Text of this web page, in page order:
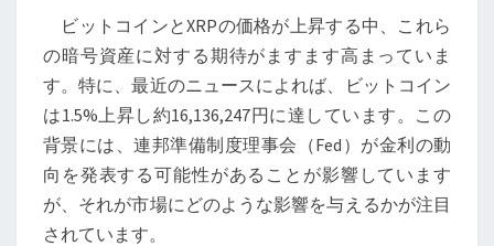
高
騰
に
寄
与
す
る
ビットコインとXRPの価格が上昇する中、これら
の暗号資産に対する期待がますます高まっていま
す。特に、最近のニュースによれば、ビットコイン
は1.5%上昇し約16,136,247円に達しています。この
背景には、連邦準備制度理事会（Fed）が金利の動
向を発表する可能性があることが影響しています
が、それが市場にどのような影響を与えるかが注目
されています。